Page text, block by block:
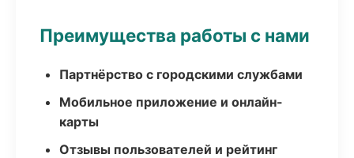
Преимущества работы с нами
Партнёрство с городскими службами
Мобильное приложение и онлайн-
карты
Отзывы пользователей и рейтинг